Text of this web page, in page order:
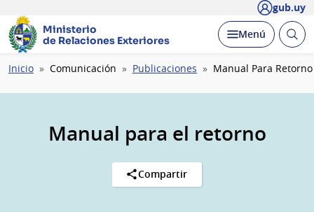
gub.uy
Ministerio
de Relaciones Exteriores
Desplegar
Menú Abrir
Ruta
navegación
Inicio Comunicación Publicaciones Manual Para Retorno
Manual para el retorno
Compartir